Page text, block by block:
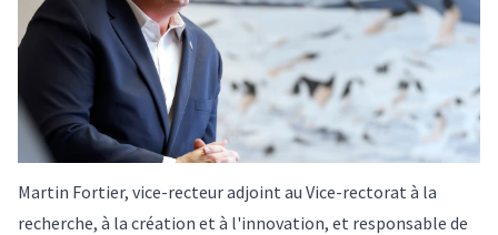
Martin Fortier, vice-recteur adjoint au Vice-rectorat à la
recherche, à la création et à l'innovation, et responsable de